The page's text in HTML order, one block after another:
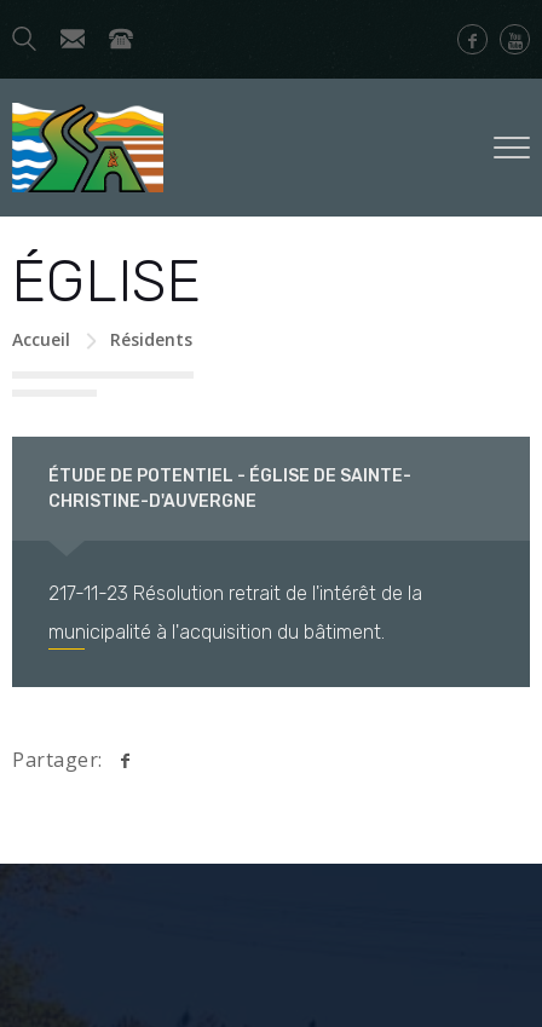
ÉGLISE
Accueil Résidents
ÉTUDE DE POTENTIEL - ÉGLISE DE SAINTE-
CHRISTINE-D'AUVERGNE
217-11-23 Résolution retrait de l'intérêt de la
municipalité à l'acquisition du bâtiment.
Partager: